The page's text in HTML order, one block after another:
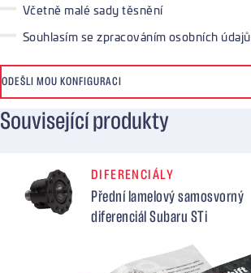
Včetně malé sady těsnění
Souhlasím se zpracováním osobních údajů
ODEŠLI MOU KONFIGURACI
Související produkty
DIFERENCIÁLY
Přední lamelový samosvorný
diferenciál Subaru STi